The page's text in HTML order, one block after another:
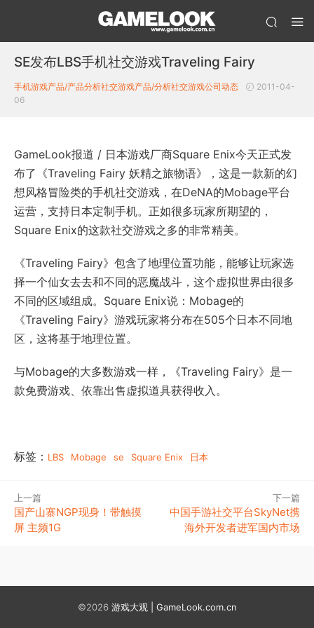
SE发布LBS手机社交游戏Traveling Fairy
手机游戏产品/产品分析社交游戏产品/分析社交游戏公司动态
2011-04-
06
GameLook报道 / 日本游戏厂商Square Enix今天正式发
布了《Traveling Fairy 妖精之旅物语》，这是一款新的幻
想风格冒险类的手机社交游戏，在DeNA的Mobage平台
运营，支持日本定制手机。正如很多玩家所期望的，
Square Enix的这款社交游戏之多的非常精美。
《Traveling Fairy》包含了地理位置功能，能够让玩家选
择一个仙女去去和不同的恶魔战斗，这个虚拟世界由很多
不同的区域组成。Square Enix说：Mobage的
《Traveling Fairy》游戏玩家将分布在505个日本不同地
区，这将基于地理位置。
与Mobage的大多数游戏一样，《Traveling Fairy》是一
款免费游戏、依靠出售虚拟道具获得收入。
标签： LBS Mobage se Square Enix 日本
上一篇
国产山寨NGP现身！带触摸
屏 主频1G
下一篇
中国手游社交平台SkyNet携
海外开发者进军国内市场
©2026 游戏大观 | GameLook.com.cn